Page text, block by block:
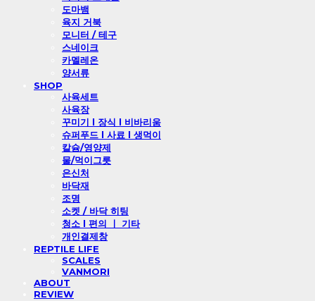
도마뱀
육지 거북
모니터 / 테구
스네이크
카멜레온
양서류
SHOP
사육세트
사육장
꾸미기 l 장식 l 비바리움
슈퍼푸드 l 사료 l 생먹이
칼슘/영양제
물/먹이그릇
은신처
바닥재
조명
소켓 / 바닥 히팅
청소 l 편의 ㅣ 기타
개인결제창
REPTILE LIFE
SCALES
VANMORI
ABOUT
REVIEW